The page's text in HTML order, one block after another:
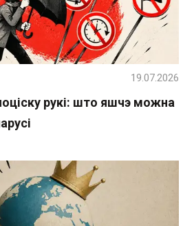
рукі: што яшчэ можна
19.07.2026